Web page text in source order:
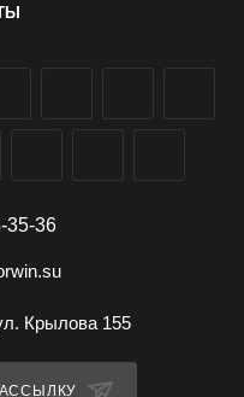
35-36
Крылова 155